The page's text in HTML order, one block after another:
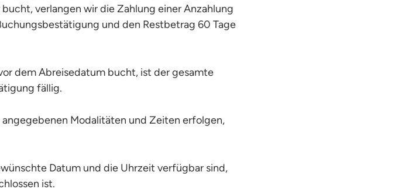
verlangen wir die Zahlung einer Anzahlung
und den Restbetrag 60 Tage
dem Abreisedatum bucht, ist der gesamte
fällig.
Modalitäten und Zeiten erfolgen,
Datum und die Uhrzeit verfügbar sind,
ist.